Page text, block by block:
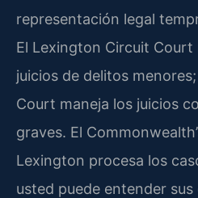
representación legal
El Lexington Circuit Court
juicios de delitos
Court maneja los juicios
graves. El
Lexington procesa los
usted puede entender